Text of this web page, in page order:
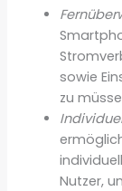
sowie
zu
Nutzer,